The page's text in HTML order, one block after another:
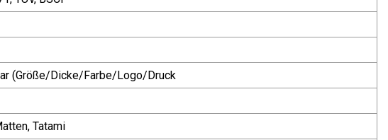
(Größe/Dicke/Farbe/Logo/Druck
Tatami